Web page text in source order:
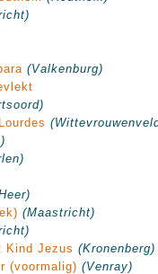
(Valkenburg)
(Maastricht)
Kind Jezus (Kronenberg)
(voormalig) (Venray)